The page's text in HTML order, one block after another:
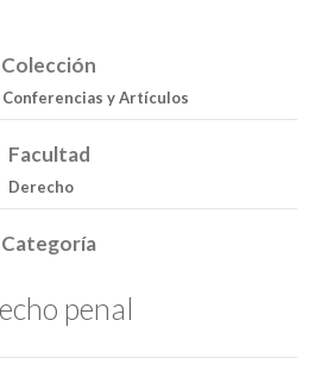
Colección
Conferencias y Artículos
Facultad
Derecho
Categoría
penal